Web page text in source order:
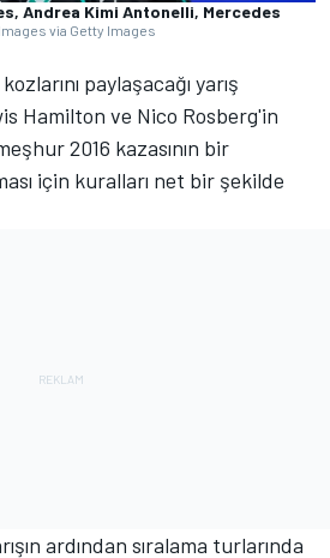
Andrea Kimi Antonelli, Mercedes
via Getty Images
paylaşacağı yarış
Hamilton ve Nico Rosberg'in
2016 kazasının bir
için kuralları net bir şekilde
ardından sıralama turlarında